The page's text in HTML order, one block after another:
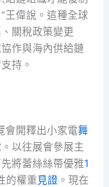
王偉說。這種全球
關稅政策變更
作與海內供給鏈
持。
會開釋出小家電舞
以往展會參展主
將蕾絲絲帶優雅1
的權重見證 。現在